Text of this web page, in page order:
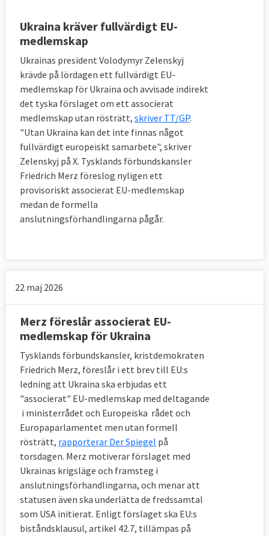
Ukraina kräver fullvärdigt EU-
medlemskap
Ukrainas president Volodymyr Zelenskyj
krävde på lördagen ett fullvärdigt EU-
medlemskap för Ukraina och avvisade indirekt
det tyska förslaget om ett associerat
medlemskap utan rösträtt, skriver TT/GP.
"Utan Ukraina kan det inte finnas något
fullvärdigt europeiskt samarbete", skriver
Zelenskyj på X. Tysklands förbundskansler
Friedrich Merz föreslog nyligen ett
provisoriskt associerat EU-medlemskap
medan de formella
anslutningsförhandlingarna pågår.
22 maj 2026
Merz föreslår associerat EU-
medlemskap för Ukraina
Tysklands förbundskansler, kristdemokraten
Friedrich Merz, föreslår i ett brev till EU:s
ledning att Ukraina ska erbjudas ett
"associerat" EU-medlemskap med deltagande
i ministerrådet och Europeiska rådet och
Europaparlamentet men utan formell
rösträtt, rapporterar Der Spiegel på
torsdagen. Merz motiverar förslaget med
Ukrainas krigsläge och framsteg i
anslutningsförhandlingarna, och menar att
statusen även ska underlätta de fredssamtal
som USA initierat. Enligt förslaget ska EU:s
biståndsklausul, artikel 42.7, tillämpas på